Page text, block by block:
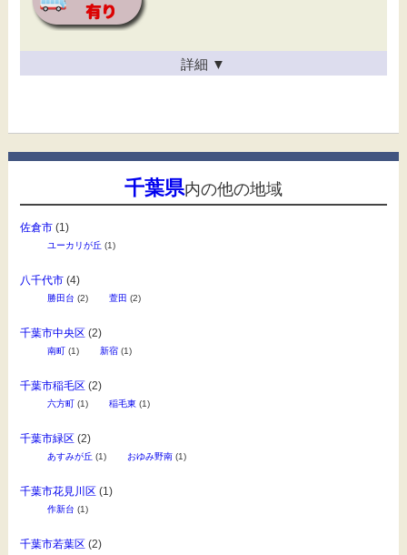
詳細 ▼
千葉県内の他の地域
佐倉市(1)
ユーカリが丘 (1)
八千代市(4)
勝田台 (2) 萱田 (2)
千葉市中央区 (2)
南町(1) 新宿(1)
千葉市稲毛区 (2)
六方町(1) 稲毛東(1)
千葉市緑区 (2)
あすみが丘 (1) おゆみ野南(1)
千葉市花見川区 (1)
作新台 (1)
千葉市若葉区 (2)